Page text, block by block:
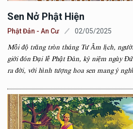
Sen Nở Phật Hiện
Phật Đản - An Cư 02/05/2025
Mỗi độ trăng tròn tháng Tư Âm lịch,
giới đón Đại lễ Phật Đản, kỷ niệm ngày
ra đời, với hình tượng hoa sen mang ý